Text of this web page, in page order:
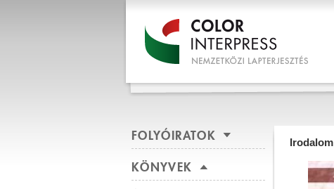
FOLYÓIRATOK
KÖNYVEK
Irodalom